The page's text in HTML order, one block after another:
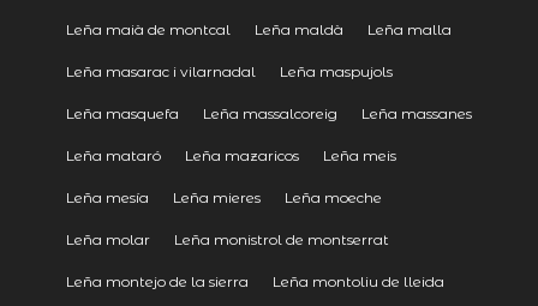
Leña maià de montcal Leña maldà Leña malla
Leña masarac i vilarnadal Leña maspujols
Leña masquefa Leña massalcoreig Leña massanes
Leña mataró Leña mazaricos Leña meis
Leña mesía Leña mieres Leña moeche
Leña molar Leña monistrol de montserrat
Leña montejo de la sierra Leña montoliu de lleida